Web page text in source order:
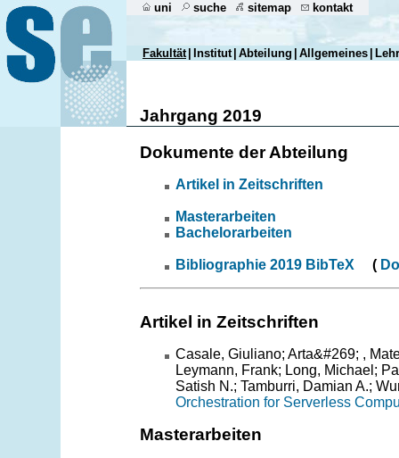
uni suche sitemap kontakt
Fakultät Institut Abteilung Allgemeines
Jahrgang 2019
Dokumente der Abteilung
Artikel in Zeitschriften
Masterarbeiten
Bachelorarbeiten
Bibliographie 2019 BibTeX (
Artikel in Zeitschriften
Casale, Giuliano; Arta&#269; ,
Leymann, Frank; Long, Michael;
Satish N.; Tamburri, Damian A.;
Orchestration for Serverless
Masterarbeiten